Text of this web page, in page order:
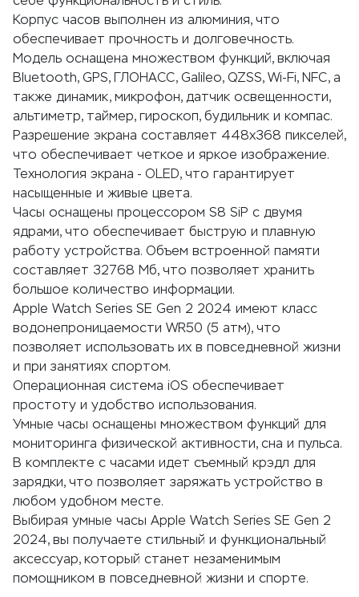
Корпус часов выполнен из алюминия, что
обеспечивает прочность и долговечность.
Модель оснащена множеством функций, включая
Bluetooth, GPS, ГЛОНАСС, Galileo, QZSS, Wi-Fi, NFC, а
также динамик, микрофон, датчик освещенности,
альтиметр, таймер, гироскоп, будильник и компас.
Разрешение экрана составляет 448х368 пикселей,
что обеспечивает четкое и яркое изображение.
Технология экрана - OLED, что гарантирует
насыщенные и живые цвета.
Часы оснащены процессором S8 SiP с двумя
ядрами, что обеспечивает быструю и плавную
работу устройства. Объем встроенной памяти
составляет 32768 Мб, что позволяет хранить
большое количество информации.
Apple Watch Series SE Gen 2 2024 имеют класс
водонепроницаемости WR50 (5 атм), что
позволяет использовать их в повседневной жизни
и при занятиях спортом.
Операционная система iOS обеспечивает
простоту и удобство использования.
Умные часы оснащены множеством функций для
мониторинга физической активности, сна и пульса.
В комплекте с часами идет съемный крэдл для
зарядки, что позволяет заряжать устройство в
любом удобном месте.
Выбирая умные часы Apple Watch Series SE Gen 2
2024, вы получаете стильный и функциональный
аксессуар, который станет незаменимым
помощником в повседневной жизни и спорте.